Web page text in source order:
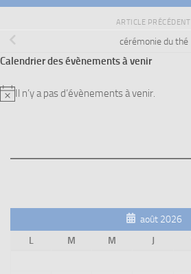
ARTICLE PRÉCÉDENT
cérémonie du thé
Calendrier des évènements à venir
Notice
Il n’y a pas d’évènements à venir.
août 2026
L
M M J